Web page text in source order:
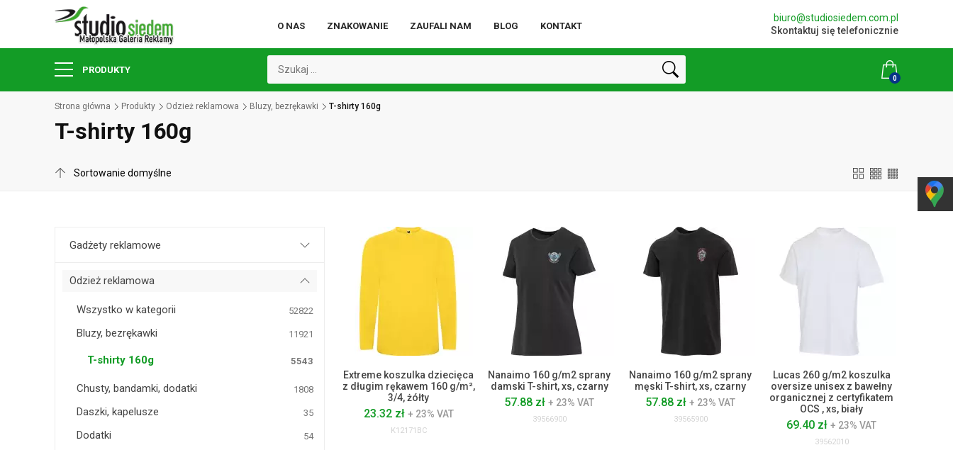
O NAS ZNAKOWANIE ZAUFALI NAM BLOG KONTAKT
biuro@studiosiedem.com.pl
Skontaktuj się telefonicznie
PRODUKTY
0
Strona główna Produkty Odzież reklamowa Bluzy, bezrękawki T-shirty 160g
T-shirty 160g
Gadżety reklamowe
Odzież reklamowa
Wszystko w kategorii 52822
Bluzy, bezrękawki 11921
T-shirty 160g 5543
Chusty, bandamki, dodatki 1808
Daszki, kapelusze 35
Dodatki 54
Extreme koszulka dziecięca
z długim rękawem 160 g/m²,
3/4, żółty
23.32 zł + 23% VAT
K12171BC
Nanaimo 160 g/m2 sprany
damski T-shirt, xs, czarny
57.88 zł+ 23% VAT
39566900
Nanaimo 160 g/m2 sprany
męski T-shirt, xs, czarny
57.88 zł+ 23% VAT
39565900
Lucas 260 g/m2 koszulka
oversize unisex z bawełny
organicznej z certyfikatem
OCS , xs, biały
69.40 zł+ 23% VAT
39562010